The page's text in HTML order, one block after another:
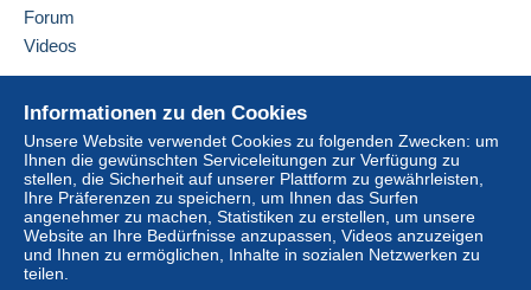
Informationen zu den Cookies
Unsere Website verwendet Cookies zu folgenden Zwecken: um
Ihnen die gewünschten Serviceleitungen zur Verfügung zu
stellen, die Sicherheit auf unserer Plattform zu gewährleisten,
Ihre Präferenzen zu speichern, um Ihnen das Surfen
angenehmer zu machen, Statistiken zu erstellen, um unsere
Website an Ihre Bedürfnisse anzupassen, Videos anzuzeigen
und Ihnen zu ermöglichen, Inhalte in sozialen Netzwerken zu
teilen.
Forum
Videos
Online-Hilfe
Auf Delcampe kaufen
Auf Delcampe verkaufen
Eine sichere Website